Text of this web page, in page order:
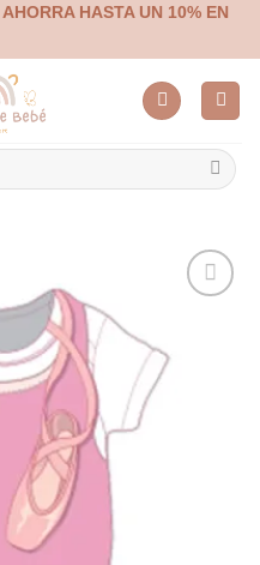
AHORRA HASTA UN 10% EN